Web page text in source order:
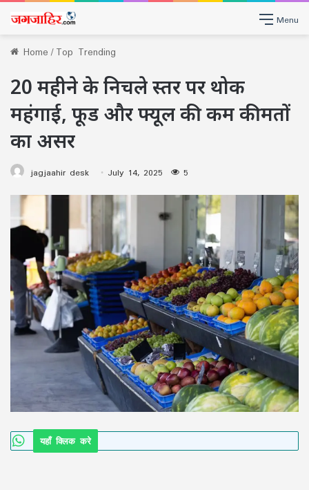
Menu
Home/Top Trending
20 महीने के निचले स्तर पर थोक
महंगाई, फूड और फ्यूल की कम कीमतों
का असर
jagjaahir desk July 14, 2025 5
यहाँ क्लिक करे